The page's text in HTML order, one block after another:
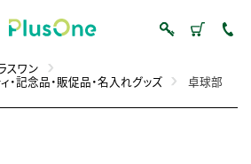
スワン
・記念品・販促品・名入れグッズ 卓球部